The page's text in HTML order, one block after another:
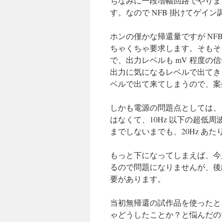
す。なので NFB 掛けてゲイン
ホンの僅かな帰還量ですが
ちゃくちゃ要求します。そも
で、出力レベルも mV 程度の
出力に気になるレベルで出て
ベルで出て来てしまうので、
しかも電源の問題点としては
はなくて、10Hz 以下の超低
までしないまでも、20Hz あ
もっと下になってしまえば、
るので問題になりませんが、
要があります。
当初無帰還の試作品を使った
ゃどうしたことか？と悩んだ